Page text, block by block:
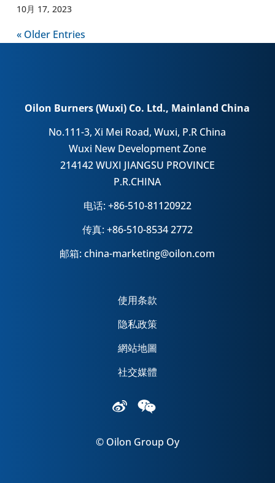
10月 17, 2023
« Older Entries
Oilon Burners (Wuxi) Co. Ltd., Mainland China
No.111-3, Xi Mei Road, Wuxi, P.R China
Wuxi New Development Zone
214142 WUXI JIANGSU PROVINCE
P.R.CHINA
电话: +86-510-81120922
传真: +86-510-8534 2772
邮箱: china-marketing@oilon.com
使用条款
隐私政策
網站地圖
社交媒體
© Oilon Group Oy